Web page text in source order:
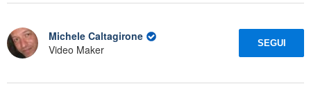
Michele Caltagirone
Video Maker
SEGUI